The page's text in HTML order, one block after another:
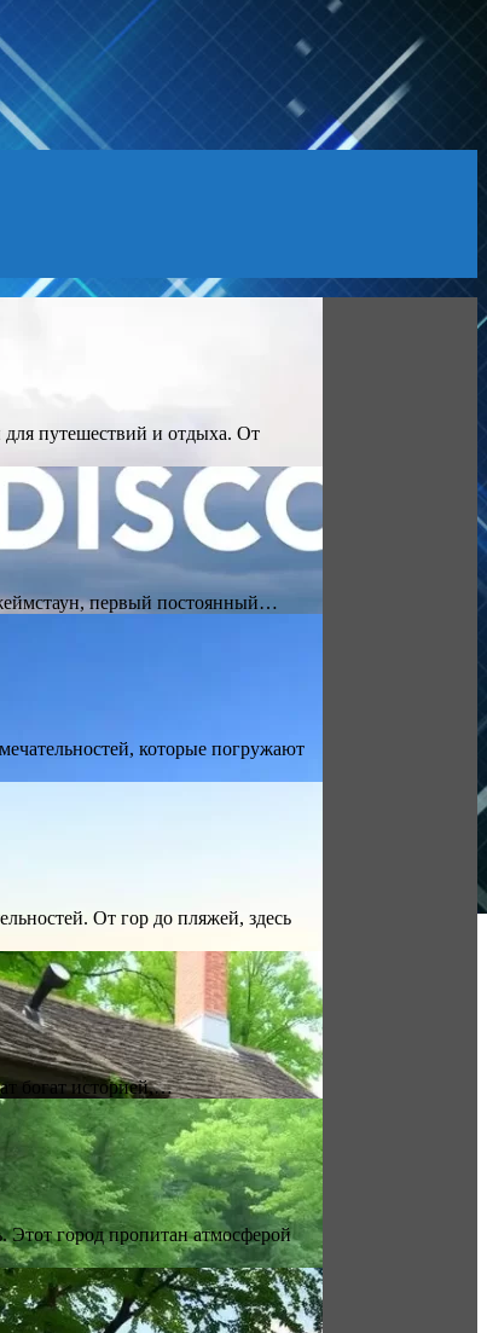
путешествий и отдыха. От
первый постоянный…
которые погружают
От гор до пляжей, здесь
богат историей,…
Этот город пропитан атмосферой